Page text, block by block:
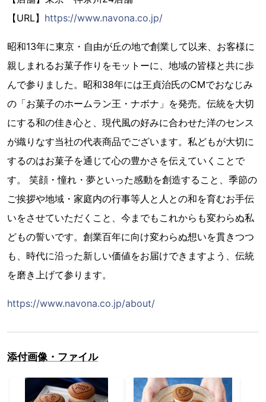
【URL】 https://www.navona.co.jp/
昭和13年に東京・自由が丘の地で創業して以来、お客様に
親しまれるお菓子作りをモットーに、地域の皆様と共に歩
んで参りました。昭和38年には王貞治氏のCMでおなじみ
の「お菓子のホームラン王・ナボナ」を発売。伝統を大切
にする和の佳き心と、現代風の好みに合わせた洋のセンス
が織りなす当社の代表商品でございます。私どもが大切に
するのはお菓子を通じて心の豊かさを伝えていくことで
す。 笑顔・憧れ・夢といった感動を創造すること、季節の
ご挨拶や地域・家庭内の行事等人と人との和を育むお手伝
いをさせていただくこと、今までもこれからも変わらぬ私
どもの誓いです。創業百年に向け変わらぬ想いを貫きつつ
も、時代に沿った新しい価値をお届けできますよう、伝統
を磨き上げて参ります。
https://www.navona.co.jp/about/
添付画像・ファイル